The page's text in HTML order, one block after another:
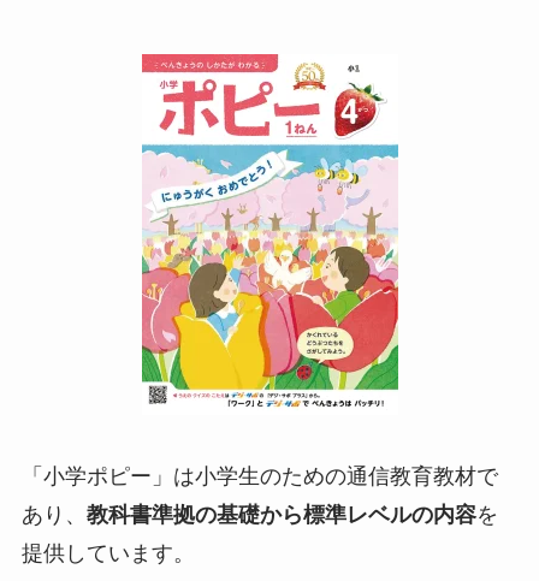
「小学ポピー」は小学生のための通信教育教材で
あり、 教科書準拠の基礎から標準レベルの内容を
提供しています。